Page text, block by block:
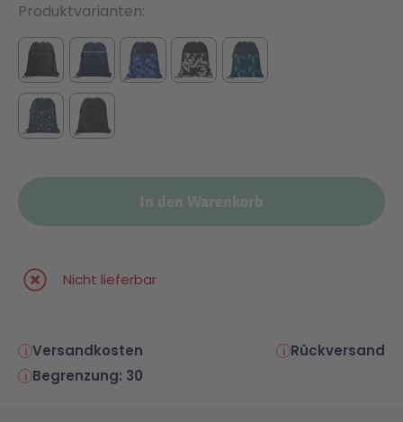
In den Warenkorb
Nicht lieferbar
Produktvarianten
Versandkosten
Rückversand
Begrenzung: 30